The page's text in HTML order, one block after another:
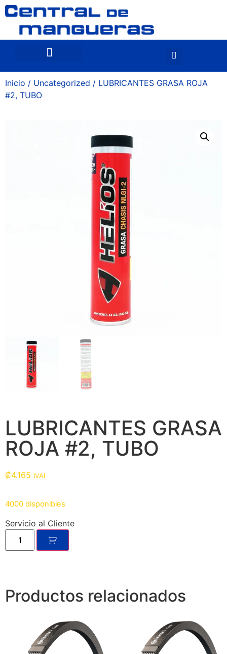
Inicio / Uncategorized / LUBRICANTES GRASA ROJA
#2, TUBO
LUBRICANTES GRASA
ROJA #2, TUBO
₡4.165 IVAI
4000 disponibles
Servicio al Cliente
Productos relacionados